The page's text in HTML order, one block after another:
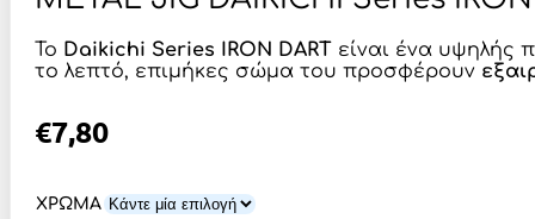
Το Daikichi Series IRON DART είναι ένα υψηλής
το λεπτό, επιμήκες σώμα του προσφέρουν
€7,80
ΧΡΩΜΑ